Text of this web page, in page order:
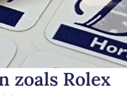
zoals Rolex